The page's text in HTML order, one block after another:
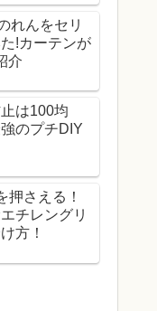
れんをセリ
!カーテンが
介
は100均
のプチDIY
押さえる！
チレングリ
方！